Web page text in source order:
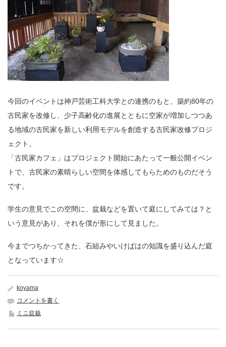
今回のイベントは神戸芸術工科大学との連携のもと、築約80年の
古民家を改修し、少子高齢化の進展とともに空家が増加しつつあ
る地域の古民家を新しい利用モデルを創造する古民家改修プロジ
ェクト。
「古民家カフェ」はプロジェクト開始にあたって一般公開イベン
トで、古民家の素晴らしい空間を体感してもらためのものだそう
です。
学生の意見でこの空間に、盆栽などを置いて庭にしてみては？と
いう意見があり、それを僕が形にして見ました。
今までつちかってきた、石組みやいけばはの知識を盛り込んだ庭
となっています☆
koyama
コメントを書く
ミニ盆栽